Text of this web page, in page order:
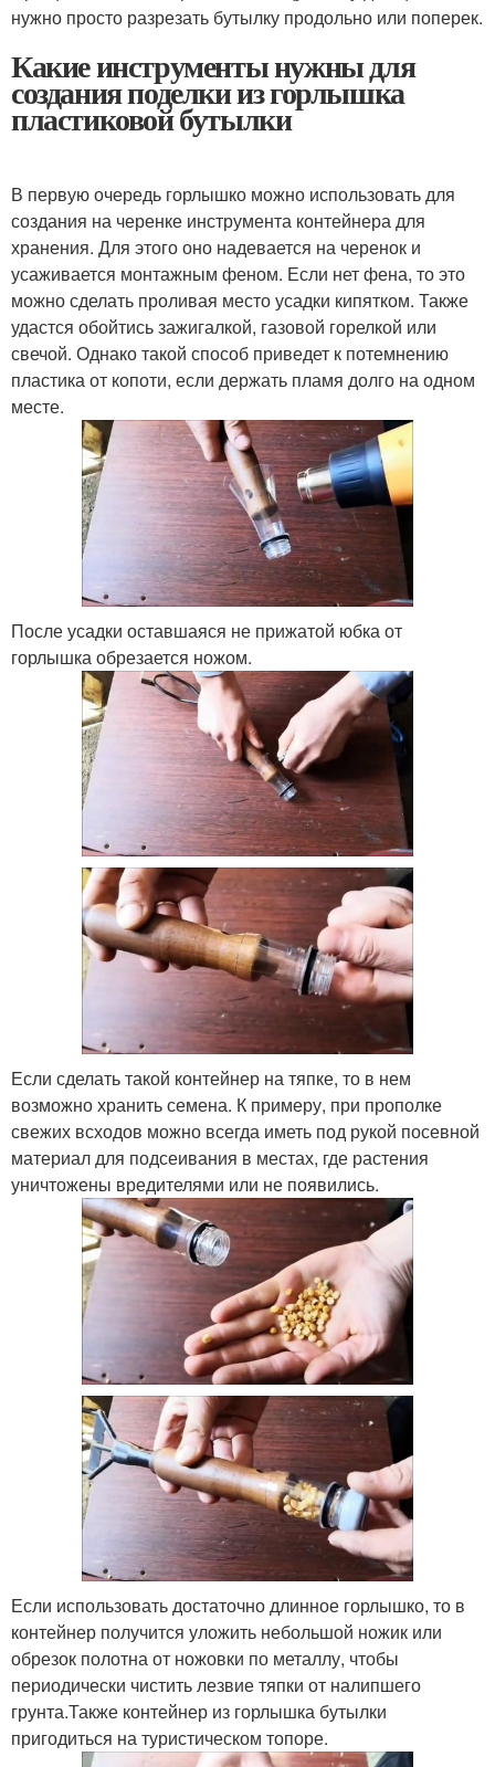
нужно просто разрезать бутылку продольно или поперек.
Какие инструменты нужны для
создания поделки из горлышка
пластиковой бутылки
В первую очередь горлышко можно использовать для
создания на черенке инструмента контейнера для
хранения. Для этого оно надевается на черенок и
усаживается монтажным феном. Если нет фена, то это
можно сделать проливая место усадки кипятком. Также
удастся обойтись зажигалкой, газовой горелкой или
свечой. Однако такой способ приведет к потемнению
пластика от копоти, если держать пламя долго на одном
месте.
После усадки оставшаяся не прижатой юбка от
горлышка обрезается ножом.
Если сделать такой контейнер на тяпке, то в нем
возможно хранить семена. К примеру, при прополке
свежих всходов можно всегда иметь под рукой посевной
материал для подсеивания в местах, где растения
уничтожены вредителями или не появились.
Если использовать достаточно длинное горлышко, то в
контейнер получится уложить небольшой ножик или
обрезок полотна от ножовки по металлу, чтобы
периодически чистить лезвие тяпки от налипшего
грунта.Также контейнер из горлышка бутылки
пригодиться на туристическом топоре.